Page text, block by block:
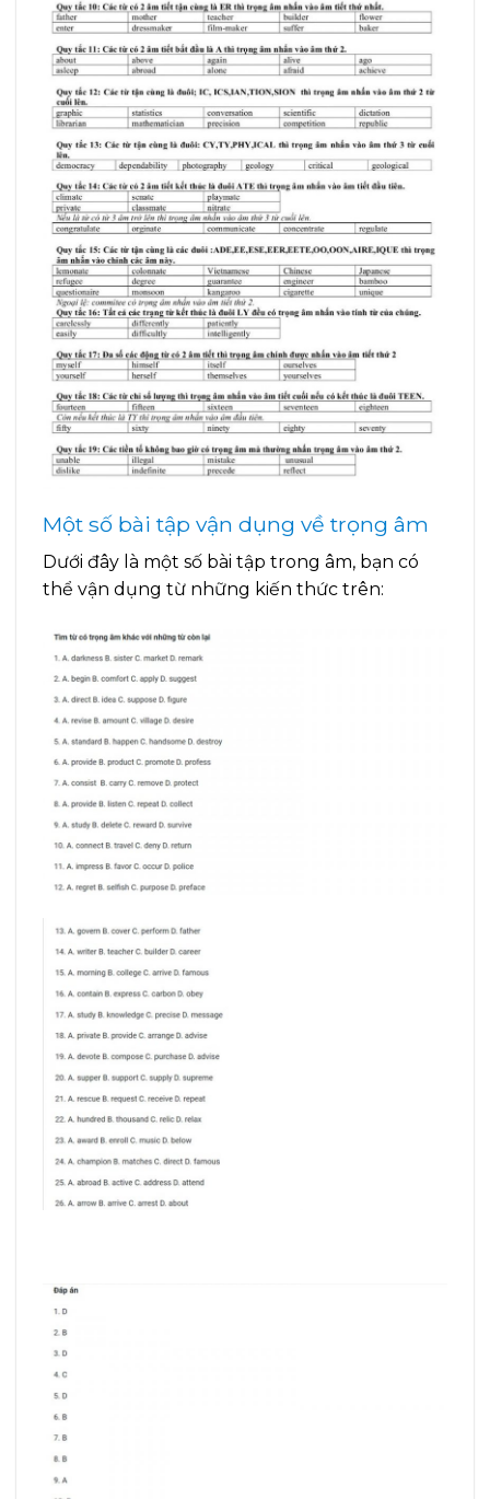
Một số bài tập vận dụng về trọng âm
Dưới đây là một số bài tập trong âm, bạn có
thể vận dụng từ những kiến thức trên: